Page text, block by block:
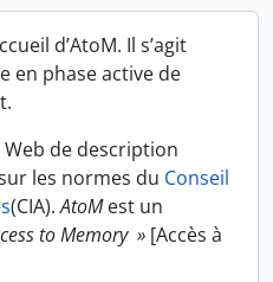
d’AtoM. Il s’agit
en phase active de
de description
les normes du Conseil
(CIA).AtoMest un
to Memory » [Accès à